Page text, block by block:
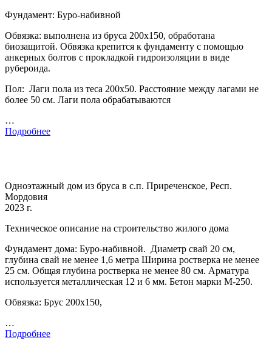
Фундамент: Буро-набивной
Обвязка: выполнена из бруса 200х150, обработана
биозащитой. Обвязка крепится к фундаменту с помощью
анкерных болтов с прокладкой гидроизоляции в виде
рубероида.
Пол: Лаги пола из теса 200х50. Расстояние между лагами не
более 50 см. Лаги пола обрабатываются
…
Подробнее
Одноэтажный дом из бруса в с.п. Приреченское, Респ.
Мордовия
2023 г.
Техническое описание на строительство жилого дома
Фундамент дома: Буро-набивной. Диаметр свай 20 см,
глубина свай не менее 1,6 метра Ширина ростверка не менее
25 см. Общая глубина ростверка не менее 80 см. Арматура
используется металлическая 12 и 6 мм. Бетон марки М-250.
Обвязка: Брус 200х150,
…
Подробнее